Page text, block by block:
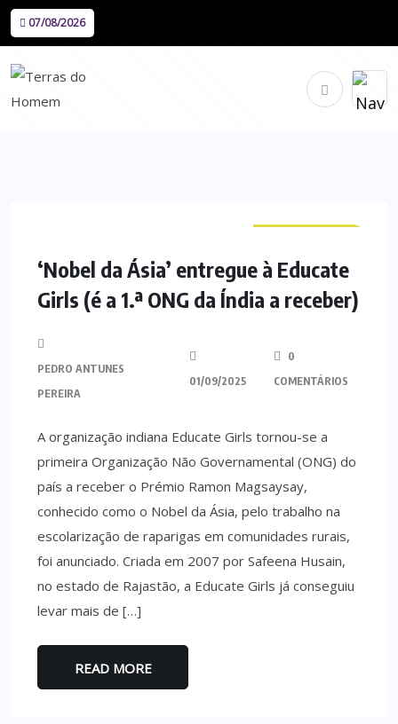
07/08/2026
‘Nobel da Ásia’ entregue à Educate
Girls (é a 1.ª ONG da Índia a receber)
PEDRO ANTUNES
PEREIRA
01/09/2025
0
COMENTÁRIOS
A organização indiana Educate Girls tornou-se a
primeira Organização Não Governamental (ONG) do
país a receber o Prémio Ramon Magsaysay,
conhecido como o Nobel da Ásia, pelo trabalho na
escolarização de raparigas em comunidades rurais,
foi anunciado. Criada em 2007 por Safeena Husain,
no estado de Rajastão, a Educate Girls já conseguiu
levar mais de […]
READ MORE